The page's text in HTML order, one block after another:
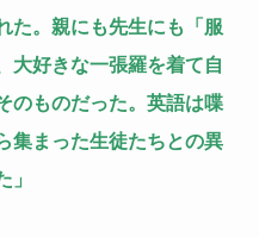
た。親にも先生にも「服
大好きな一張羅を着て自
のものだった。英語は喋
集まった生徒たちとの異
」